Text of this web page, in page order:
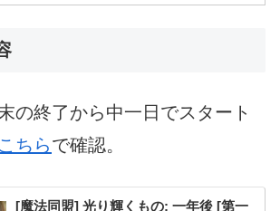
の終了から中一日でスタート
こちらで確認。
[魔法同盟] 光り輝くもの: 一年後 [第一